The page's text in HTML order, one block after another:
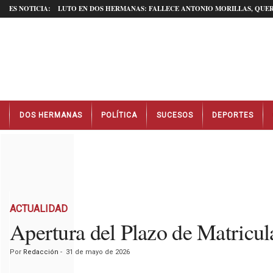
ES NOTICIA: LUTO EN DOS HERMANAS: FALLECE ANTONIO MORILLAS,
t
DOS HERMANAS POLÍTICA SUCESOS DEPORTES
ACTUALIDAD
Apertura del Plazo de
Por Redacción - 31 de mayo de 2026